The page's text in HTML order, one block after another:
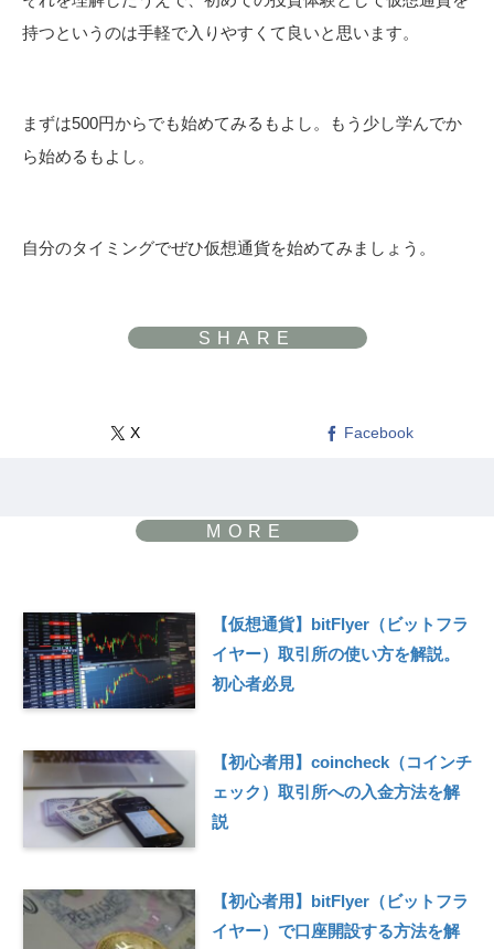
持つというのは手軽で入りやすくて良いと思います。
まずは500円からでも始めてみるもよし。もう少し学んでか
ら始めるもよし。
自分のタイミングでぜひ仮想通貨を始めてみましょう。
X Facebook
【仮想通貨】bitFlyer（ビットフラ
イヤー）取引所の使い方を解説。
初心者必見
【初心者用】coincheck（コインチ
ェック）取引所への入金方法を解
説
【初心者用】bitFlyer（ビットフラ
イヤー）で口座開設する方法を解